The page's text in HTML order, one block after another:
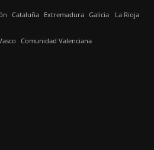
Cataluña Extremadura Galicia La Rioja
Comunidad Valenciana